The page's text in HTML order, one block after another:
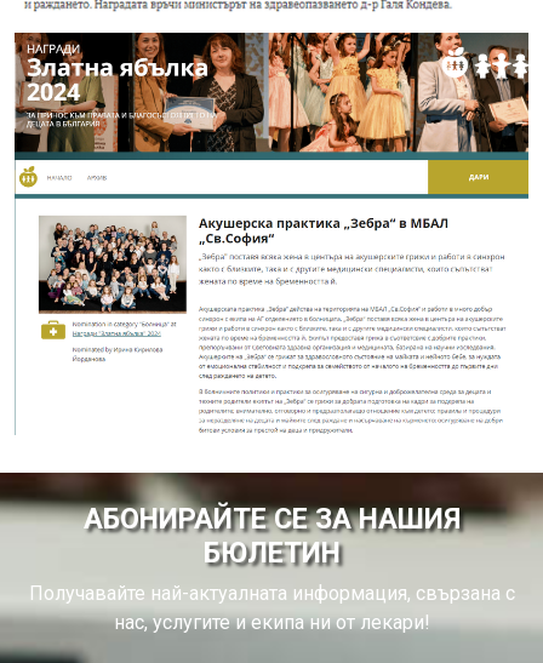
АБОНИРАЙТЕ СЕ ЗА НАШИЯ
БЮЛЕТИН
Получавайте най-актуалната информация, свързана с
нас, услугите и екипа ни от лекари!